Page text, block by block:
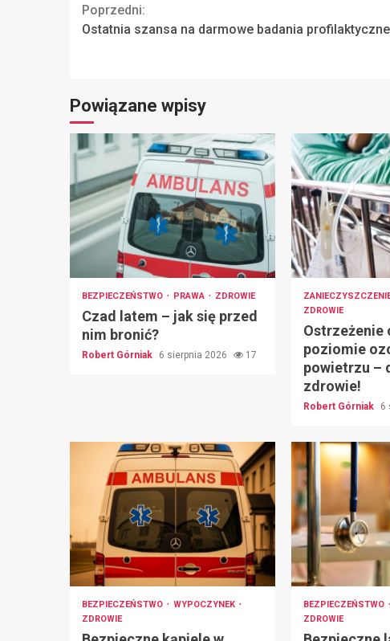
Continue
Poprzedni:
Ostatnia szansa na darmowe badania
Powiązane wpisy
BEZPIECZEŃSTWO PRAWA ZDROWIE
Czad latem – jak się przed
nim bronić?
Robert Górniak 6 sierpnia 2026 17
ZDROWIE
Ostrzeżenie
poziomie
powietrzu –
zdrowie!
Robert Górniak 6
BEZPIECZEŃSTWO
WYPOCZYNEK
ZDROWIE
BEZPIECZEŃSTWO
ZDROWIE